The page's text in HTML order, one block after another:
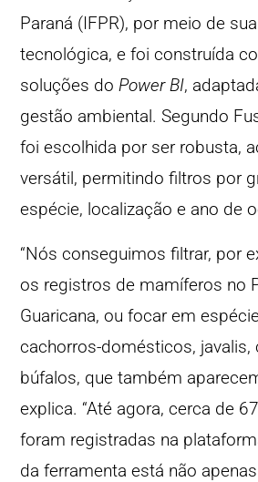
Paraná (IFPR), por meio de
tecnológica, e foi construída
soluções doPower BI,
gestão ambiental. Segundo
foi escolhida por ser robusta,
versátil, permitindo filtros por
espécie, localização e ano de
“Nós conseguimos filtrar, por
os registros de mamíferos no
Guaricana, ou focar em
cachorros-domésticos, javalis,
búfalos, que também
explica. “Até agora, cerca de
foram registradas na
da ferramenta está não